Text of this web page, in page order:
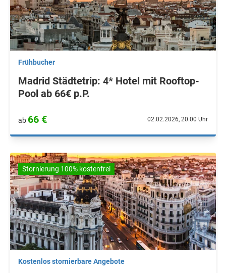
Frühbucher
Madrid Städtetrip: 4* Hotel mit Rooftop-
Pool ab 66€ p.P.
ab 66 € 02.02.2026, 20.00 Uhr
Stornierung 100% kostenfrei
Kostenlos stornierbare Angebote